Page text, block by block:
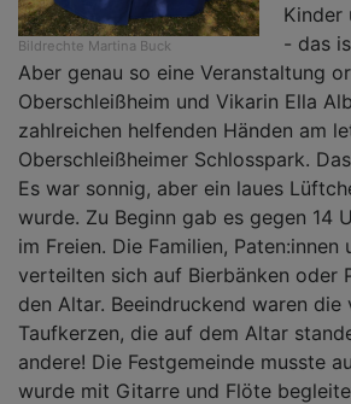
Bildrechte Martina Buck
Kinder
- das
Aber genau so eine Veranstaltung
Oberschleißheim und Vikarin Ella
zahlreichen helfenden Händen am
Oberschleißheimer Schlosspark.
Es war sonnig, aber ein laues
wurde. Zu Beginn gab es gegen 14
im Freien. Die Familien,
verteilten sich auf Bierbänken oder
den Altar. Beeindruckend waren
Taufkerzen, die auf dem Altar
andere! Die Festgemeinde musste
wurde mit Gitarre und Flöte